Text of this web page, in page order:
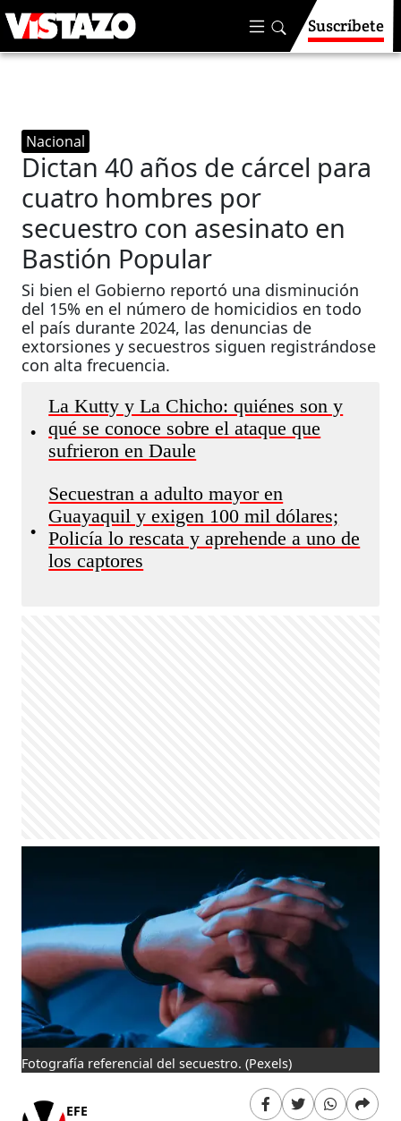
Suscríbete
Nacional
Dictan 40 años de cárcel para
cuatro hombres por
secuestro con asesinato en
Bastión Popular
Si bien el Gobierno reportó una disminución
del 15% en el número de homicidios en todo
el país durante 2024, las denuncias de
extorsiones y secuestros siguen registrándose
con alta frecuencia.
•
La Kutty y La Chicho: quiénes son y
qué se conoce sobre el ataque que
sufrieron en Daule
•
Secuestran a adulto mayor en
Guayaquil y exigen 100 mil dólares;
Policía lo rescata y aprehende a uno de
los captores
Fotografía referencial del secuestro. (Pexels)
EFE